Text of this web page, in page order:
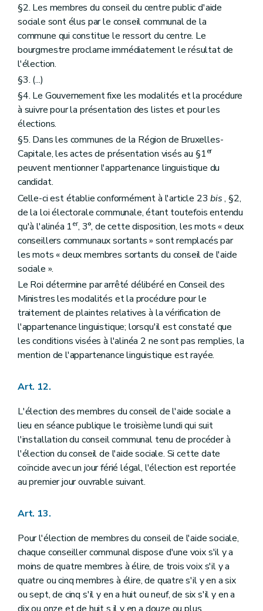
§2. Les membres du conseil du centre public d'aide
sociale sont élus par le conseil communal de la
commune qui constitue le ressort du centre. Le
bourgmestre proclame immédiatement le résultat de
l'élection.
§3. (...)
§4. Le Gouvernement fixe les modalités et la procédure
à suivre pour la présentation des listes et pour les
élections.
§5. Dans les communes de la Région de Bruxelles-
Capitale, les actes de présentation visés au §1er
peuvent mentionner l'appartenance linguistique du
candidat.
Celle-ci est établie conformément à l'article 23bis, §2,
de la loi électorale communale, étant toutefois entendu
qu'à l'alinéa 1er, 3°, de cette disposition, les mots « deux
conseillers communaux sortants » sont remplacés par
les mots « deux membres sortants du conseil de l'aide
sociale ».
Le Roi détermine par arrêté délibéré en Conseil des
Ministres les modalités et la procédure pour le
traitement de plaintes relatives à la vérification de
l'appartenance linguistique; lorsqu'il est constaté que
les conditions visées à l'alinéa 2 ne sont pas remplies, la
mention de l'appartenance linguistique est rayée.
Art. 12.
L'élection des membres du conseil de l'aide sociale a
lieu en séance publique le troisième lundi qui suit
l'installation du conseil communal tenu de procéder à
l'élection du conseil de l'aide sociale. Si cette date
coïncide avec un jour férié légal, l'élection est reportée
au premier jour ouvrable suivant.
Art. 13.
Pour l'élection de membres du conseil de l'aide sociale,
chaque conseiller communal dispose d'une voix s'il y a
moins de quatre membres à élire, de trois voix s'il y a
quatre ou cinq membres à élire, de quatre s'il y en a six
ou sept, de cinq s'il y en a huit ou neuf, de six s'il y en a